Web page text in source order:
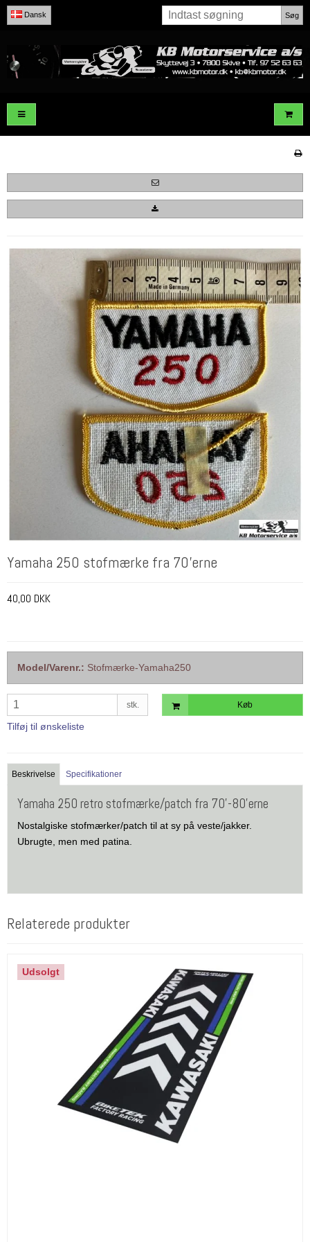
Dansk Søg
Yamaha 250 stofmærke fra 70'erne
40,00 DKK
Model/Varenr.: Stofmærke-Yamaha250
stk. Køb
Tilføj til ønskeliste
Beskrivelse Specifikationer
Yamaha 250 retro stofmærke/patch fra 70'-80'erne
Nostalgiske stofmærker/patch til at sy på veste/jakker.
Ubrugte, men med patina.
Relaterede produkter
Udsolgt